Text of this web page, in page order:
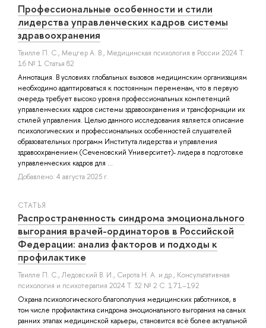
Профессиональные особенности и стили
лидерства управленческих кадров системы
здравоохранения
Твилле П. С., Мецгер А. В., Медицинская психология в России 2024 Т.
16 № 1 Статья 82
Аннотация. В условиях глобальных вызовов медицинским организациям
необходимо адаптироваться к постоянным переменам, что в первую
очередь требует высоко уровня профессиональных компетенций
управленческих кадров системы здравоохранения и трансформации их
стилей управления. Целью данного исследования является описание
психологических и профессиональных особенностей слушателей
образовательных программ Института лидерства и управления
здравоохранением (Сеченовский Университет)- лидера в подготовке
управленческих кадров для ...
Добавлено: 4 августа 2025 г.
СТАТЬЯ
Распространенность синдрома эмоционального
выгорания врачей-ординаторов в Российской
Федерации: анализ факторов и подходы к
профилактике
Твилле П. С., Ледовский В. И., Сирота Н. А. и др., Консультативная
психология и психотерапия 2024 Т. 32 № 2 С. 171–192
Охрана психологического благополучия медицинских работников, в
том числе профилактика синдрома эмоционального выгорания на самых
ранних этапах медицинской карьеры, становится всё более актуальной